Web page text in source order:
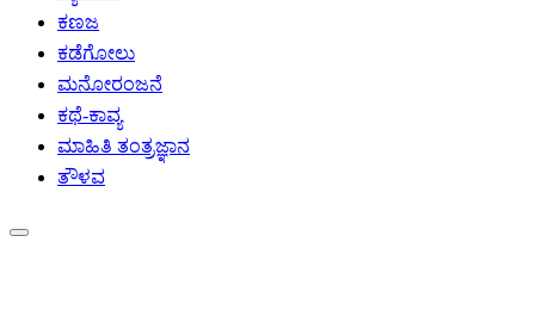
ಕಣಜ
ಕಡೆಗೋಲು
ಮನೋರಂಜನೆ
ಕಥೆ-ಕಾವ್ಯ
ಮಾಹಿತಿ ತಂತ್ರಜ್ಞಾನ
ತೌಳವ